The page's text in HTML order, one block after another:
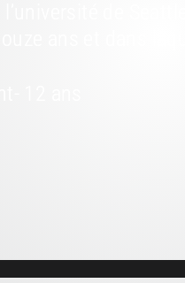
à l’université de
douze ans et dans